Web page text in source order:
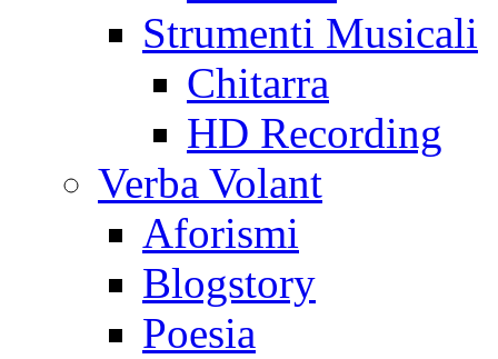
Strumenti Musicali
Chitarra
HD Recording
Verba Volant
Aforismi
Blogstory
Poesia